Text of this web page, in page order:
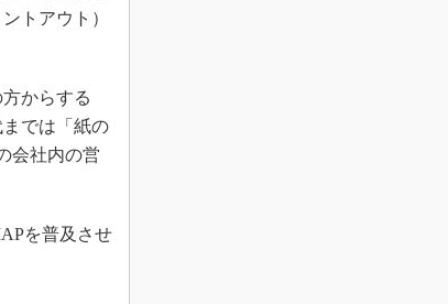
トアウト）
からする
では「紙の
会社内の営
を普及させ